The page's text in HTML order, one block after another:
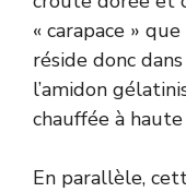
« carapace »
réside donc
l’amidon
chauffée à
En parallèle,